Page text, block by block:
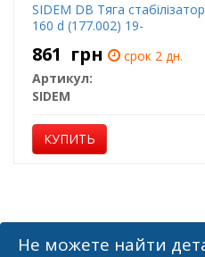
SIDEM DB Тяга
160 d (177.002) 19-
861 грн
срок 2 дн.
Артикул:
SIDEM
КУПИТЬ
Не можете найти